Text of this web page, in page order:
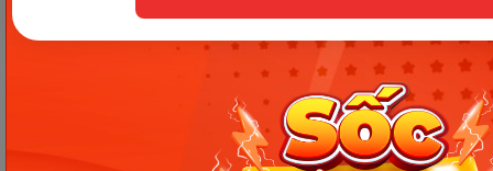
chứng tiền sản giật.
Xét nghiệm nước tiểu để đo nồng độ hCG.
Kiểm tra vị trí làm tổ của bào thai.
Xác định ngày sinh dự kiến.